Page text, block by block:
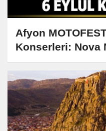
Afyon
Konserleri: Nova
Sahne Alacak!